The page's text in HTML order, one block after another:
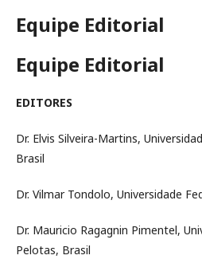
Equipe Editorial
Equipe Editorial
EDITORES
Dr. Elvis Silveira-Martins,
Brasil
Dr. Vilmar Tondolo, Universidade
Dr. Mauricio Ragagnin Pimentel,
Pelotas, Brasil